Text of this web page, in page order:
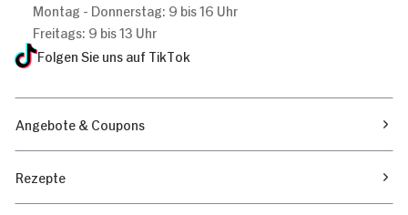
Montag - Donnerstag: 9 bis 16 Uhr
Freitags: 9 bis 13 Uhr
Folgen Sie uns auf TikTok
Angebote & Coupons
Rezepte